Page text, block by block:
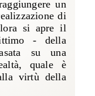
un
di
si apre il
- della
su una
quale è
virtù della